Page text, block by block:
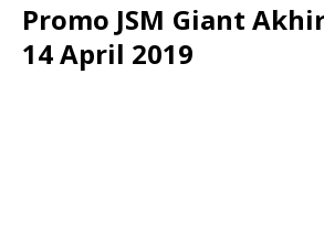
Promo JSM Giant
14 April 2019